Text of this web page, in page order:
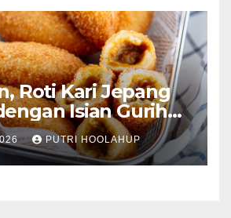
Roti Kari Jepang
Isian Gurih
PUTRI HOOLAHUP